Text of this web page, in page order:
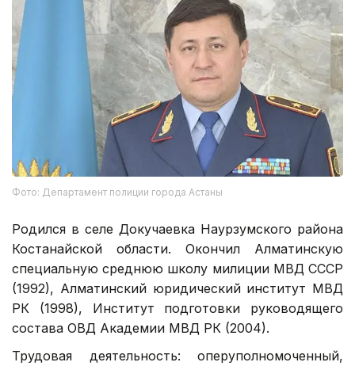
Фото: Департамент полиции города Астаны
Родился в селе Докучаевка Наурзумского района
Костанайской области. Окончил Алматинскую
специальную среднюю школу милиции МВД СССР
(1992), Алматинский юридический институт МВД
РК (1998), Институт подготовки руководящего
состава ОВД Академии МВД РК (2004).
Трудовая деятельность: оперуполномоченный,